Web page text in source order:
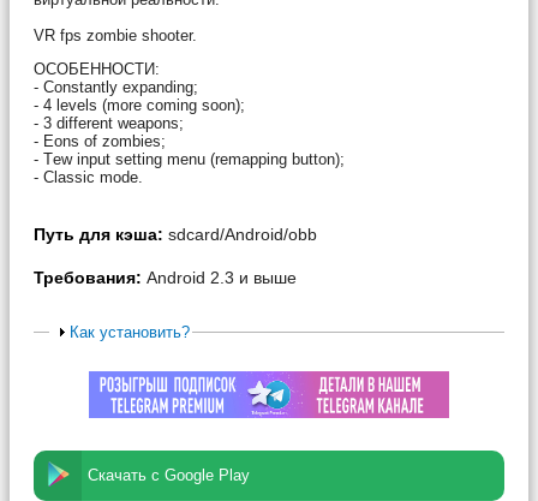
VR fps zombie shooter.
ОСОБЕННОСТИ:
- Сonstantly expanding;
- 4 levels (more coming soon);
- 3 different weapons;
- Еons of zombies;
- Тew input setting menu (remapping button);
- Сlassic mode.
Путь для кэша: sdcard/Android/obb
Требования: Android 2.3 и выше
Как установить?
Скачать с Google Play